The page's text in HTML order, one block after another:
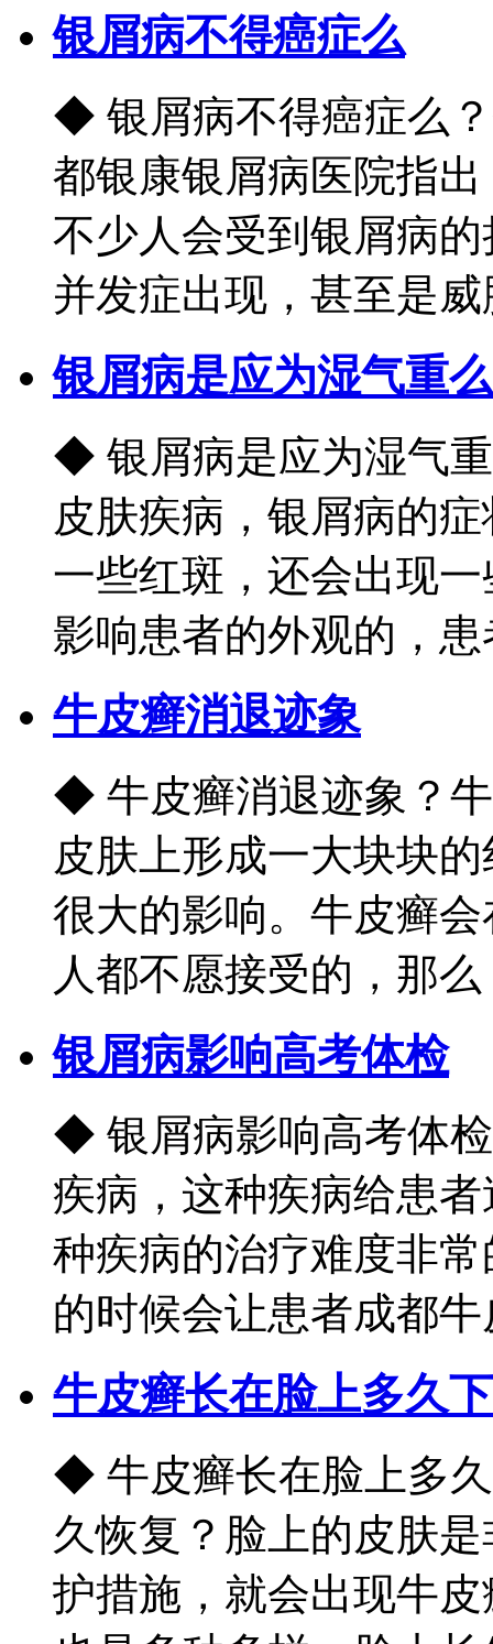
银屑病不得癌症么
◆ 银屑病不得癌症么
都银康银屑病医院指
不少人会受到银屑病
并发症出现，甚至是威
银屑病是应为湿气重么
◆ 银屑病是应为湿气
皮肤疾病，银屑病的
一些红斑，还会出现
影响患者的外观的，患
牛皮癣消退迹象
◆ 牛皮癣消退迹象？
皮肤上形成一大块块
很大的影响。牛皮癣
人都不愿接受的，那么
银屑病影响高考体检
◆ 银屑病影响高考体
疾病，这种疾病给患
种疾病的治疗难度非
的时候会让患者成都牛
牛皮癣长在脸上多久
◆ 牛皮癣长在脸上多
久恢复？脸上的皮肤
护措施，就会出现牛